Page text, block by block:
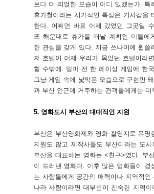
보다 더 리얼한 모습이 어디 있겠는가. 특
휴가철이라는 시기적인 특성은 기시감을
한다. 어쩌면 바로 어제 갔었던 그곳일
또 해운대로 휴가를 떠날 계획인 이들에
한 관심을 갖게 있다. 지금 쓰나미에 휩쓸
저 호텔이 어제 우리가 묶었던 호텔이라
할 수밖에. 얼마 전 한 레이싱 게임에 한
그냥 게임 속에 낯익은 모습으로 구현만
과 부산 인근에 거주하는 관객들에게는 더
5. 영화도시 부산의 대대적인 지원
부산은 부산영화제와 영화 촬영지로 유
지원도 많고 제작사들도 부산이라는 도
부산을 대표하는 영화는 <친구>였다. 부
이 드러낸 영화다. 이후 많은 영화들이
는 사람들에게 공간의 매력이나 지역적
나라 사람이라면 대부분이 친숙한 지역